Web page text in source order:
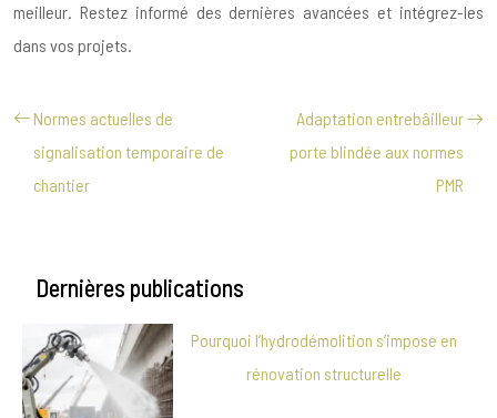
meilleur. Restez informé des dernières avancées et intégrez-les
dans vos projets.
Normes actuelles de
signalisation temporaire de
chantier
Adaptation entrebâilleur
porte blindée aux normes
PMR
Dernières publications
Pourquoi l’hydrodémolition s’impose en
rénovation structurelle